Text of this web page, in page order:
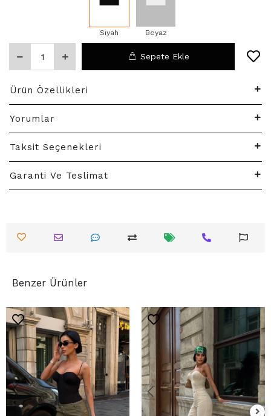
Siyah Beyaz
Sepete Ekle
Ürün Özellikleri
Yorumlar
Taksit Seçenekleri
Garanti Ve Teslimat
Benzer Ürünler